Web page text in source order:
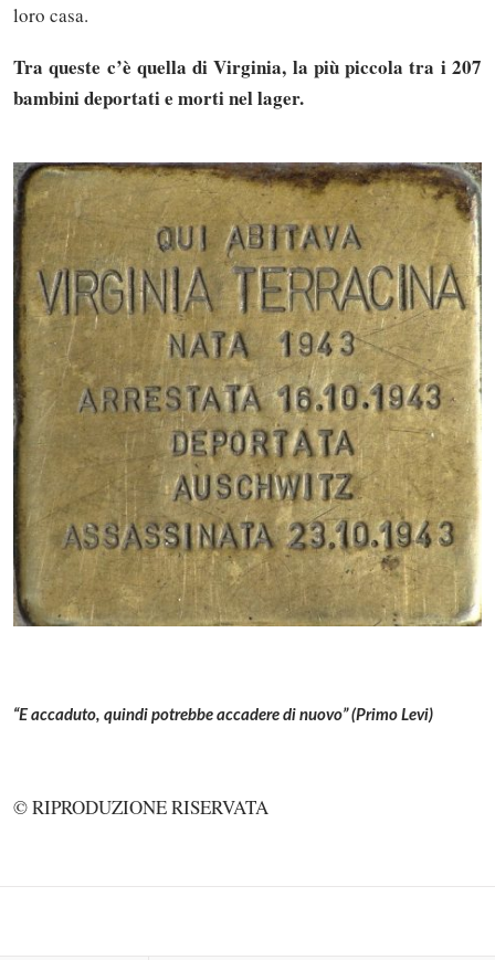
loro casa.
Tra queste c’è quella di Virginia, la più piccola tra i 207
bambini deportati e morti nel lager.
“È accaduto, quindi potrebbe accadere di nuovo” (Primo Levi)
© RIPRODUZIONE RISERVATA